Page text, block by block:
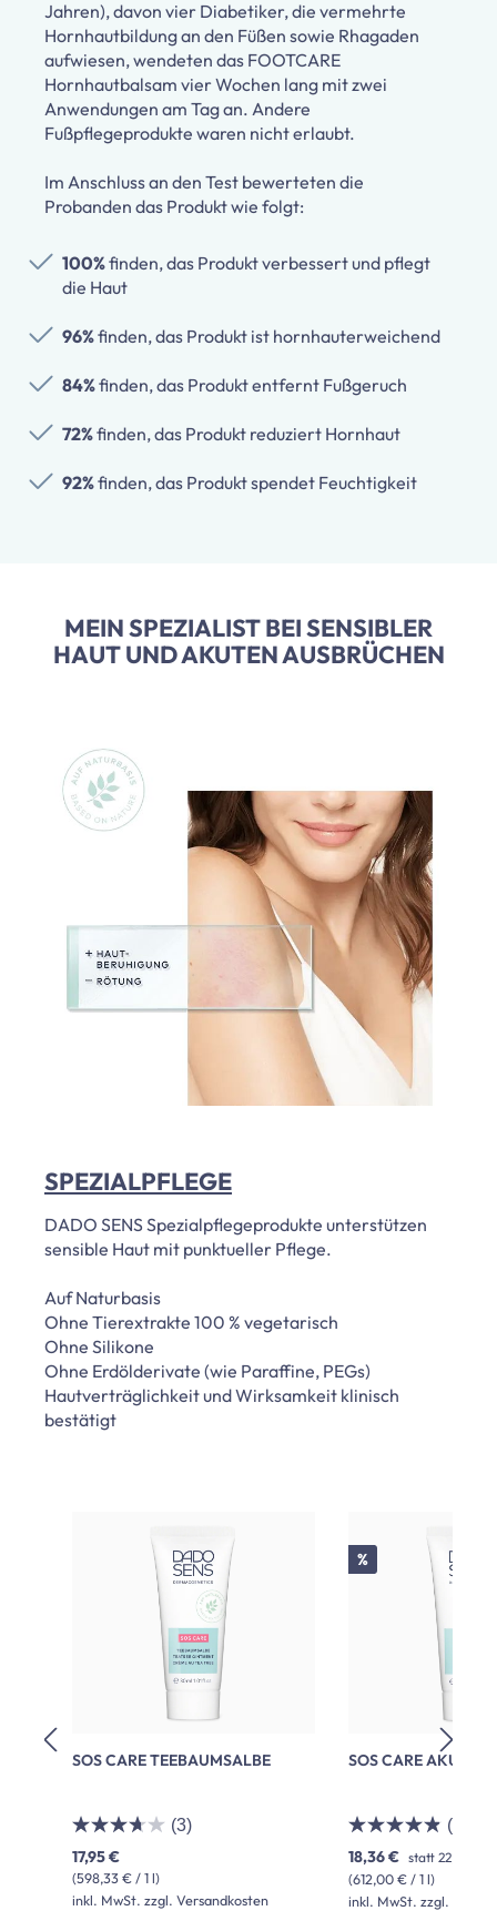
Jahren), davon vier Diabetiker, die vermehrte
Hornhautbildung an den Füßen sowie Rhagaden
aufwiesen, wendeten das FOOTCARE
Hornhautbalsam vier Wochen lang mit zwei
Anwendungen am Tag an. Andere
Fußpflegeprodukte waren nicht erlaubt.
Im Anschluss an den Test bewerteten die
Probanden das Produkt wie folgt:
100%finden, das Produkt verbessert und pflegt
die Haut
96%finden, das Produkt ist hornhauterweichend
84%finden, das Produkt entfernt Fußgeruch
72%finden, das Produkt reduziert Hornhaut
92%finden, das Produkt spendet Feuchtigkeit
MEIN SPEZIALIST BEI SENSIBLER
HAUT UND AKUTEN AUSBRÜCHEN
SPEZIALPFLEGE
DADO SENS Spezialpflegeprodukte unterstützen
sensible Haut mit punktueller Pflege.
Auf Naturbasis
Ohne Tierextrakte 100 % vegetarisch
Ohne Silikone
Ohne Erdölderivate (wie Paraffine, PEGs)
Hautverträglichkeit und Wirksamkeit klinisch
bestätigt
SOS CARE TEEBAUMSALBE
(3)
(598,33 € / 1 l)
17,95 €
inkl. MwSt. zzgl. Versandkosten
Rabatt
%
SOS CARE
(27)
(612,00 € / 1 l)
18,36 € statt 22,95 €
inkl. MwSt. zzgl.